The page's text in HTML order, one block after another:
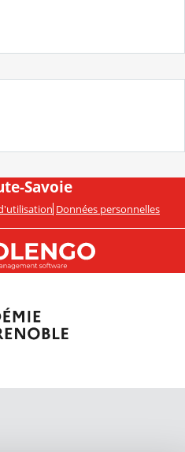
Savoie
Données personnelles